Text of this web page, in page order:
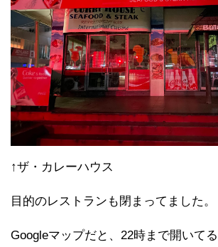
↑ザ・カレーハウス
目的のレストランも閉まってました。
Googleマップだと、22時まで開いて